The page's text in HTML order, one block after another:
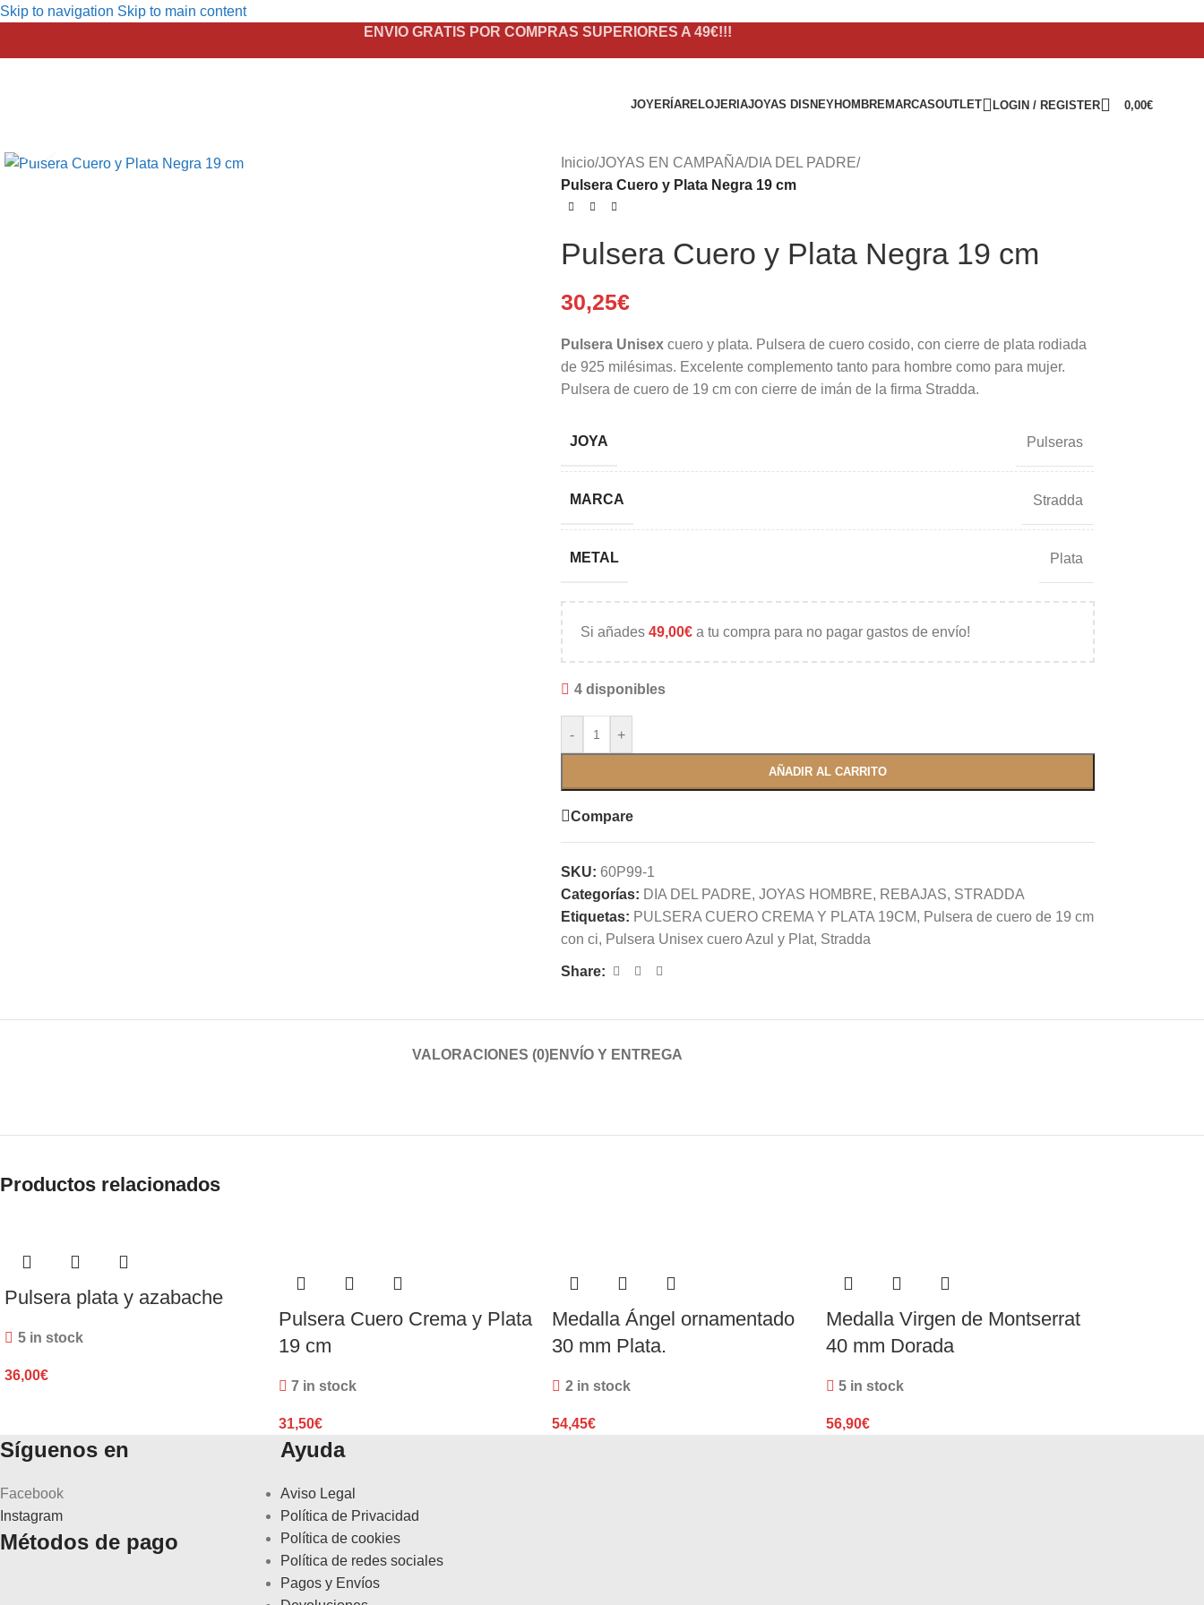
Skip to navigation Skip to main content
ENVIO GRATIS POR COMPRAS SUPERIORES A 49€!!!
JOYERÍARELOJERIAJOYAS DISNEYHOMBREMARCASOUTLET LOGIN / REGISTER 0,00€
Inicio/JOYAS EN CAMPAÑA/DIA DEL PADRE/
Pulsera Cuero y Plata Negra 19 cm
Pulsera Cuero y Plata Negra 19 cm
30,25€
Pulsera Unisex cuero y plata. Pulsera de cuero cosido, con cierre de plata rodiada
de 925 milésimas. Excelente complemento tanto para hombre como para mujer.
Pulsera de cuero de 19 cm con cierre de imán de la firma Stradda.
JOYA Pulseras
MARCA Stradda
METAL Plata
Si añades 49,00€a tu compra para no pagar gastos de envío!
4 disponibles
- +
AÑADIR AL CARRITO
Compare
SKU: 60P99-1
Categorías: DIA DEL PADRE, JOYAS HOMBRE, REBAJAS, STRADDA
Etiquetas: PULSERA CUERO CREMA Y PLATA 19CM, Pulsera de cuero de 19 cm
con ci, Pulsera Unisex cuero Azul y Plat, Stradda
Share:
VALORACIONES (0)ENVÍO Y ENTREGA
Productos relacionados
Pulsera plata y azabache
5 in stock
36,00€
Pulsera Cuero Crema y Plata
19 cm
7 in stock
31,50€
Medalla Ángel ornamentado
30 mm Plata.
2 in stock
54,45€
Medalla Virgen de Montserrat
40 mm Dorada
5 in stock
56,90€
Síguenos en
Facebook
Instagram
Métodos de pago
Ayuda
Aviso Legal
Política de Privacidad
Política de cookies
Política de redes sociales
Pagos y Envíos